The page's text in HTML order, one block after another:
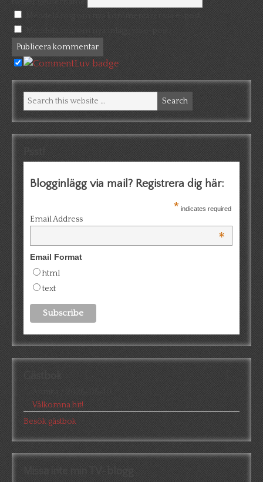
Meddela mig om nya kommentarer via e-post.
Psst!
Blogginlägg via mail? Registrera dig här:
* indicates required
Email Address
*
Email Format
html
text
Annika
Välkomna hit!
Besök gästbok